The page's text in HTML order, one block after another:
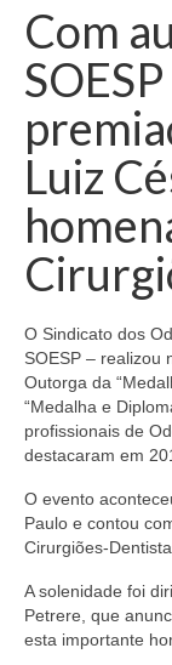
Com
Luiz
O Sindicato dos
SOESP – realizou
Outorga da
“Medalha e
profissionais de
destacaram em
O evento
Paulo e contou
Cirurgiões-
A solenidade foi
Petrere, que
esta importante